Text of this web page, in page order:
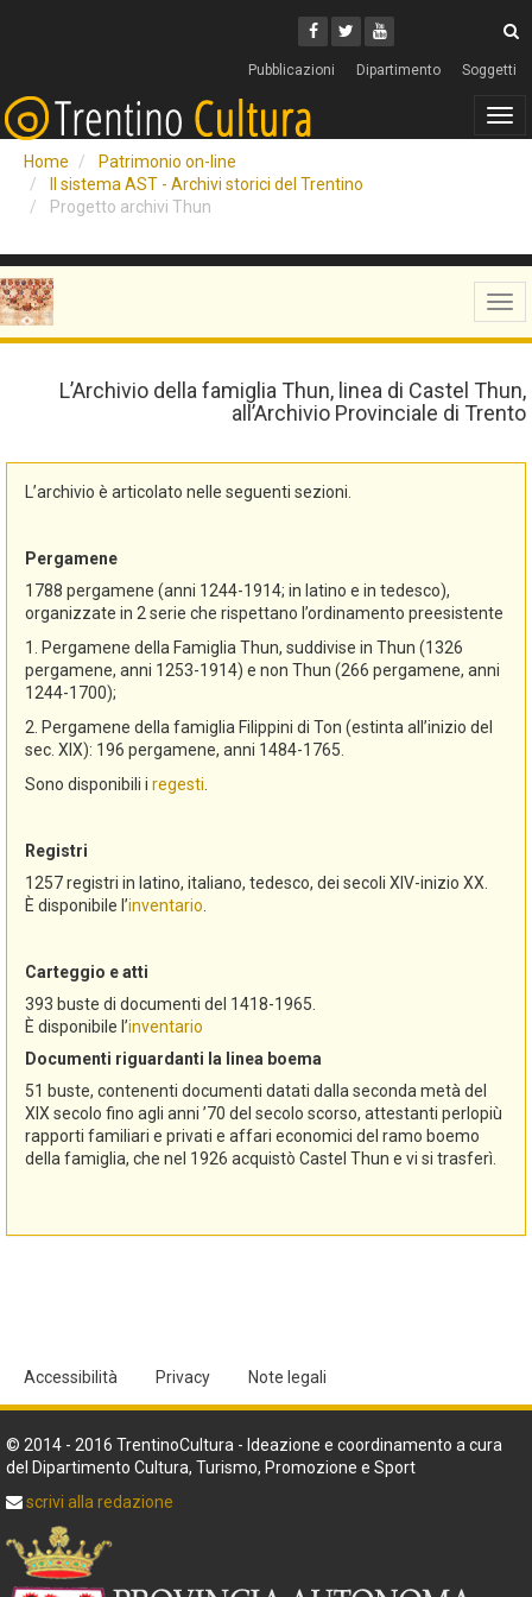
Facebook
Twitter
Youtube
Pubblicazioni Dipartimento Soggetti
Home
Patrimonio on-line
Il sistema AST - Archivi storici del Trentino
Progetto archivi Thun
L’Archivio della famiglia Thun, linea di Castel Thun,
all’Archivio Provinciale di Trento
L’archivio è articolato nelle seguenti sezioni.
Pergamene
1788 pergamene (anni 1244-1914; in latino e in tedesco),
organizzate in 2 serie che rispettano l’ordinamento preesistente
1. Pergamene della Famiglia Thun, suddivise in Thun (1326
pergamene, anni 1253-1914) e non Thun (266 pergamene, anni
1244-1700);
2. Pergamene della famiglia Filippini di Ton (estinta all’inizio del
sec. XIX): 196 pergamene, anni 1484-1765.
Sono disponibili i regesti
Registri
1257 registri in latino, italiano, tedesco, dei secoli XIV-inizio XX.
È disponibile l’inventario
Carteggio e atti
393 buste di documenti del 1418-1965.
È disponibile l’inventario
Documenti riguardanti la linea boema
51 buste, contenenti documenti datati dalla seconda metà del
XIX secolo fino agli anni ’70 del secolo scorso, attestanti perlopiù
rapporti familiari e privati e affari economici del ramo boemo
della famiglia, che nel 1926 acquistò Castel Thun e vi si trasferì.
Accessibilità Privacy Note legali
© 2014 - 2016 TrentinoCultura - Ideazione e coordinamento a cura
del Dipartimento Cultura, Turismo, Promozione e Sport
scrivi alla redazione